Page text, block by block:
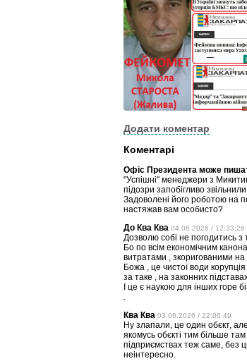
Додати коментар
Коментарі
Офіс Президента може
"Успішні" менеджери з
підозри запобігливо
Задоволені його роботою на
настяжав вам особисто?
До Ква Ква 04.06.2026 / 12:33:26
Дозволю собі не погодитись
Бо по всім економічним
витратами , зкоригованими
Божа , це чистої води
за таке , на законних
І це є наукою для інших горе
.
Ква Ква 03.06.2026 / 22:06:49
Ну злапали, це один обєкт,
якомусь обєкті тим більше
підприємствах теж саме, без
неінтересно.